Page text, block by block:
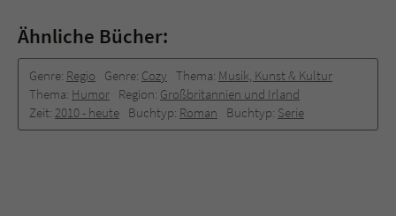
Ähnliche Bücher:
Genre: Regio Genre: Cozy Thema: Musik, Kunst & Kultur
Thema: Humor Region: Großbritannien und Irland
Zeit: 2010 -­ heute Buchtyp: Roman Buchtyp: Serie